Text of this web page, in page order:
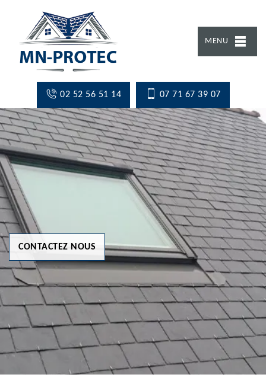
MENU
02 52 56 51 14 07 71 67 39 07
CONTACTEZ NOUS